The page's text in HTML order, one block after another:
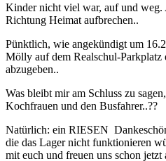
Kinder nicht viel war, auf und
Richtung Heimat aufbrechen..
Pünktlich, wie angekündigt um
Mölly auf dem Realschul-
abzugeben..
Was bleibt mir am Schluss zu
Kochfrauen und den Busfahrer..??
Natürlich: ein RIESEN
die das Lager nicht funktionieren
mit euch und freuen uns schon jetzt